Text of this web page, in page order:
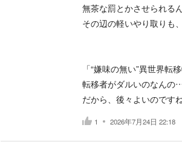
無茶な罰とかさせられる
その辺の軽いやり取りも
「“嫌味の無い”異世界転
転移者がダルいのなんの
だから、後々よいのです
1 2026年7月24日 22:18